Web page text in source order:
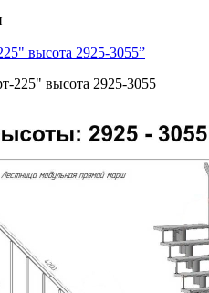
высота 2925-3055”